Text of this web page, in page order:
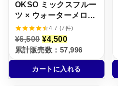
OKSO ミックスフルー
ツ × ウォーターメロ
ン・バブルガム【ニコ
パフ】5%
4.7 (7件)
¥6,500 元
の
価
格
は
¥
¥4,500現
在
の
価
格
は
累計販売数：57,996
カートに入れる